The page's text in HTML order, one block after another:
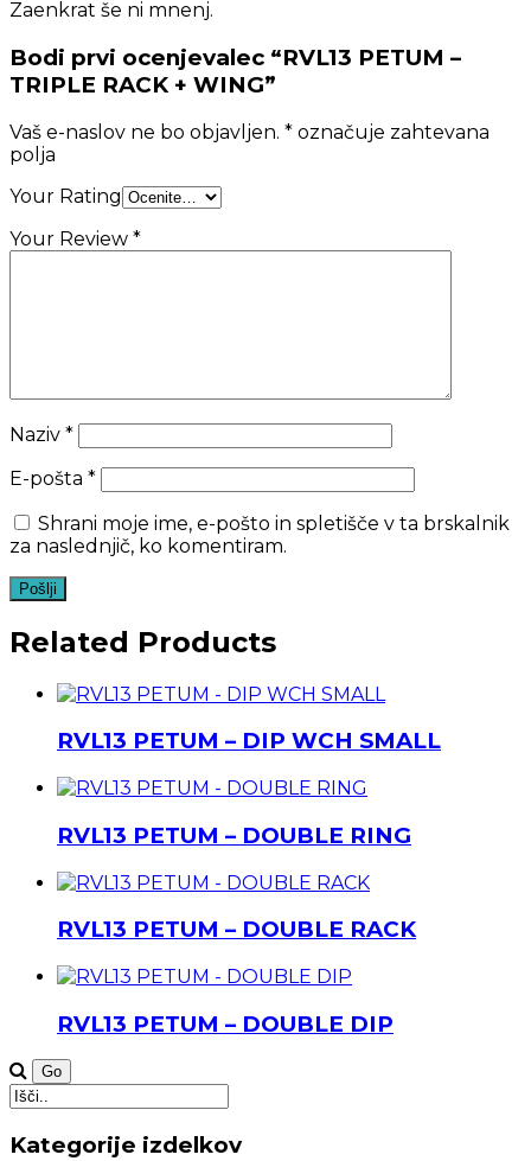
Zaenkrat še ni mnenj.
Bodi prvi ocenjevalec “RVL13 PETUM –
TRIPLE RACK + WING”
Vaš e-naslov ne bo objavljen. * označuje zahtevana
polja
Your Rating
Your Review *
Naziv *
E-pošta *
Shrani moje ime, e-pošto in spletišče v ta brskalnik
za naslednjič, ko komentiram.
Related Products
RVL13 PETUM – DIP WCH SMALL
RVL13 PETUM – DOUBLE RING
RVL13 PETUM – DOUBLE RACK
RVL13 PETUM – DOUBLE DIP
Kategorije izdelkov